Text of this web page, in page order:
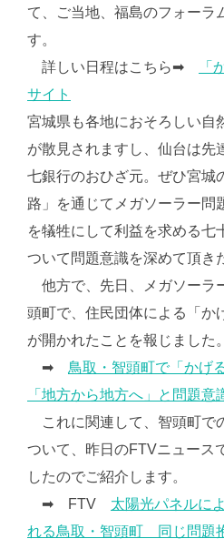
て、ご当地、福島のフォーラ
す。
詳しい日程はこちら➡
「
サイト
宮城県も各地におそろしい自
が散見されますし、仙台は先
七銀行のおひざ元。ぜひ宮城
路」を通じてメガソーラー問
を犠牲にして利益を求める七
ついて問題意識を深めて頂き
他方で、先日、メガソーラ
頭町で、住民団体による「か
が開かれたことを報じました。
➡ 鳥取・智頭町で「かげ
「地方から地方へ」と問題意
これに関連して、智頭町で
ついて、昨日のFTVニュース
したのでご紹介します。
➡ FTV 太陽光パネルに
れる鳥取・智頭町 同じ問題